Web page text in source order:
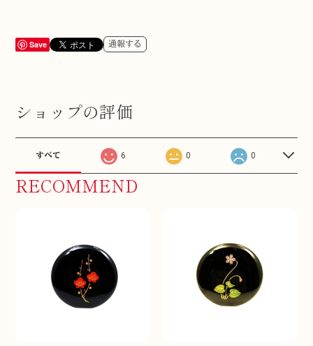
Save 通報する
ショップの評価
すべて 6 0 0
RECOMMEND